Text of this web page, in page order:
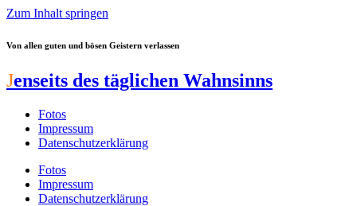
Zum Inhalt springen
Von allen guten und bösen Geistern verlassen
Jenseits des täglichen Wahnsinns
Fotos
Impressum
Datenschutzerklärung
Fotos
Impressum
Datenschutzerklärung